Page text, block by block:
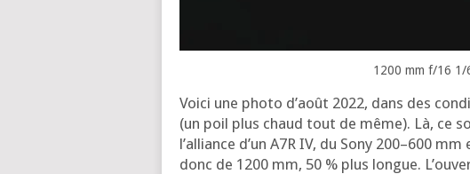
1200 mm f/16 1/
Voi­ci une pho­to d’août 2022, dans des
(un poil plus chaud tout de même). Là, ce
l’al­liance d’un A7R IV, du Sony 200–600
donc de 1200 mm, 50 % plus longue.